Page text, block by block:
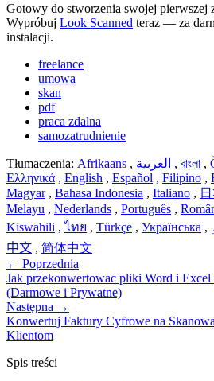
Gotowy do stworzenia swojej pierwszej
Wypróbuj Look Scanned teraz — za
instalacji.
freelance
umowa
skan
pdf
praca zdalna
samozatrudnienie
Tłumaczenia: Afrikaans , العربية , বাংলা ,
Ελληνικά , English , Español , Filipino ,
Magyar , Bahasa Indonesia , Italiano ,
Melayu , Nederlands , Português ,
Kiswahili ,ไทย , Türkçe , Українська ,
中文 , 简体中文
← Poprzednia
Jak przekonwertowac pliki Word i Excel
(Darmowe i Prywatne)
Następna →
Konwertuj Faktury Cyfrowe na
Klientom
Spis treści